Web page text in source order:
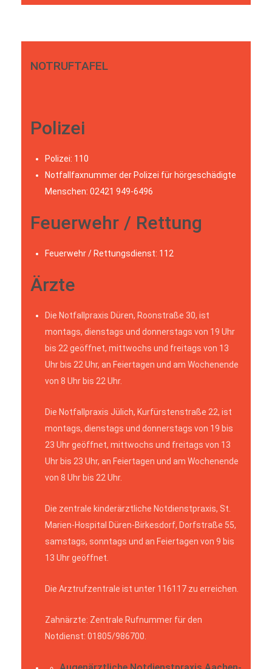
NOTRUFTAFEL
Polizei
Polizei: 110
Notfallfaxnummer der Polizei für hörgeschädigte
Menschen: 02421 949-6496
Feuerwehr / Rettung
Feuerwehr / Rettungsdienst: 112
Ärzte
Die Notfallpraxis Düren, Roonstraße 30, ist
montags, dienstags und donnerstags von 19 Uhr
bis 22 geöffnet, mittwochs und freitags von 13
Uhr bis 22 Uhr, an Feiertagen und am Wochenende
von 8 Uhr bis 22 Uhr.
Die Notfallpraxis Jülich, Kurfürstenstraße 22, ist
montags, dienstags und donnerstags von 19 bis
23 Uhr geöffnet, mittwochs und freitags von 13
Uhr bis 23 Uhr, an Feiertagen und am Wochenende
von 8 Uhr bis 22 Uhr.
Die zentrale kinderärztliche Notdienstpraxis, St.
Marien-Hospital Düren-Birkesdorf, Dorfstraße 55,
samstags, sonntags und an Feiertagen von 9 bis
13 Uhr geöffnet.
Die Arztrufzentrale ist unter 116117 zu erreichen.
Zahnärzte: Zentrale Rufnummer für den
Notdienst: 01805/986700.